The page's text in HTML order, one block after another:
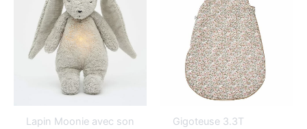
Lapin Moonie avec son
Gigoteuse 3.3T